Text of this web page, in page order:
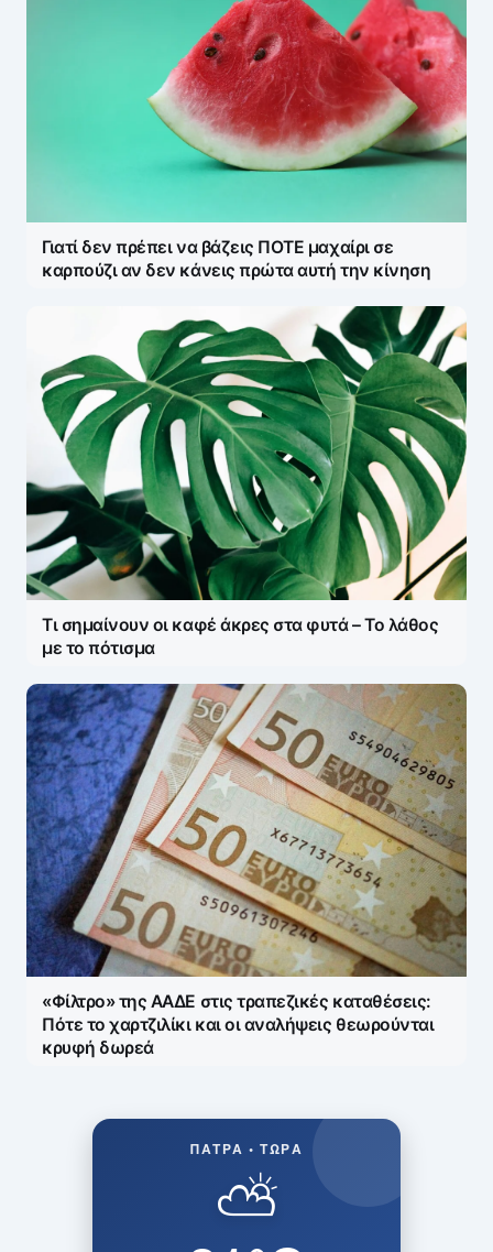
Γιατί δεν πρέπει να βάζεις ΠΟΤΕ μαχαίρι σε
καρπούζι αν δεν κάνεις πρώτα αυτή την κίνηση
Τι σημαίνουν οι καφέ άκρες στα φυτά – Το λάθος
με το πότισμα
«Φίλτρο» της ΑΑΔΕ στις τραπεζικές καταθέσεις:
Πότε το χαρτζιλίκι και οι αναλήψεις θεωρούνται
κρυφή δωρεά
ΠΆΤΡΑ • ΤΏΡΑ
⛅